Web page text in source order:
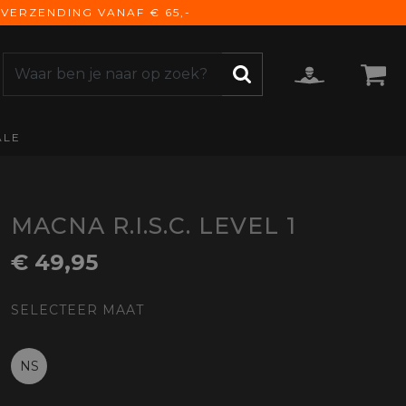
VANAF € 65,-
MACNA R.I.S.C. LEVEL 1
€ 49,95
SELECTEER MAAT
NS